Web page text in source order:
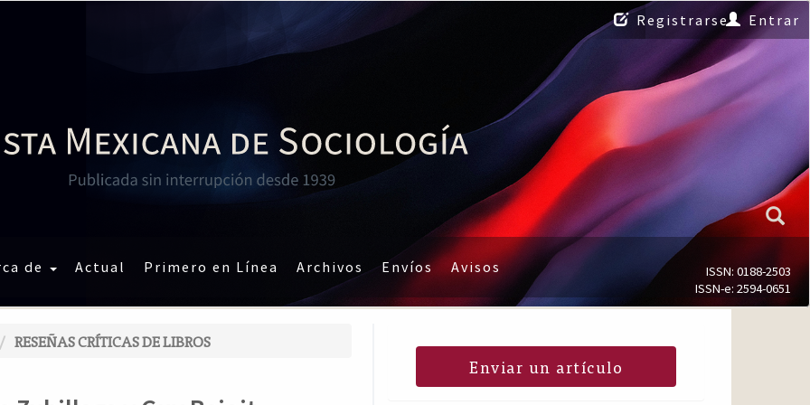
Registrarse Entrar
ISSN: 0188-2503
ISSN-e: 2594-0651
de Actual Primero en Línea Archivos Envíos Avisos
RESEÑAS CRÍTICAS DE LIBROS
Enviar un artículo